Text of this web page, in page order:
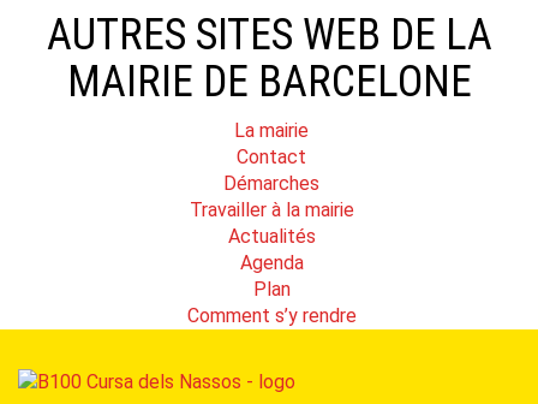
AUTRES SITES WEB DE LA
MAIRIE DE BARCELONE
La mairie
Contact
Démarches
Travailler à la mairie
Actualités
Agenda
Plan
Comment s’y rendre